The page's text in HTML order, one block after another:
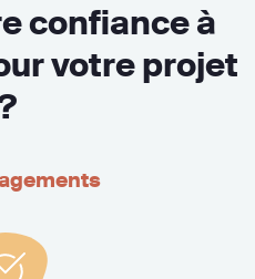
confiance à
votre projet